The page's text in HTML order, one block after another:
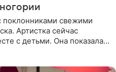
свежими
Артистка сейчас
с детьми. Она показала,